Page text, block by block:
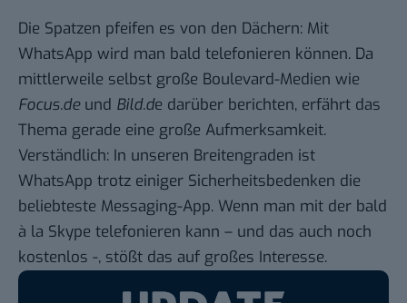
Die Spatzen pfeifen es von den Dächern: Mit
WhatsApp wird man bald telefonieren können. Da
mittlerweile selbst große Boulevard-Medien wie
Focus.deund Bild.de darüber berichten, erfährt das
Thema gerade eine große Aufmerksamkeit.
Verständlich: In unseren Breitengraden ist
WhatsApp trotz einiger Sicherheitsbedenken die
beliebteste Messaging-App. Wenn man mit der bald
à la Skype telefonieren kann – und das auch noch
kostenlos -, stößt das auf großes Interesse.